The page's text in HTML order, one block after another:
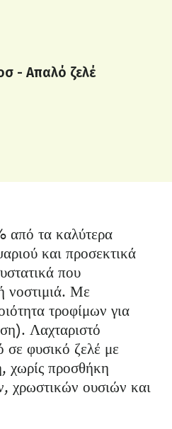
- Απαλό ζελέ
από τα καλύτερα
και προσεκτικά
που
νοστιμιά. Με
τροφίμων για
Λαχταριστό
φυσικό ζελέ με
χωρίς προσθήκη
χρωστικών ουσιών και